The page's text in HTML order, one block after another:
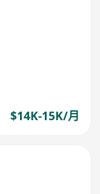
$14K-15K/月